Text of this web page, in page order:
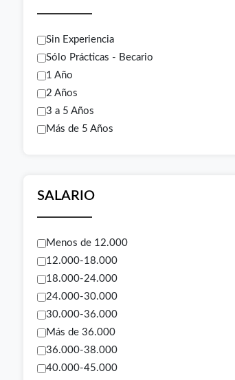
Sin Experiencia
Sólo Prácticas - Becario
1 Año
2 Años
3 a 5 Años
Más de 5 Años
SALARIO
Menos de 12.000
12.000-18.000
18.000-24.000
24.000-30.000
30.000-36.000
Más de 36.000
36.000-38.000
40.000-45.000